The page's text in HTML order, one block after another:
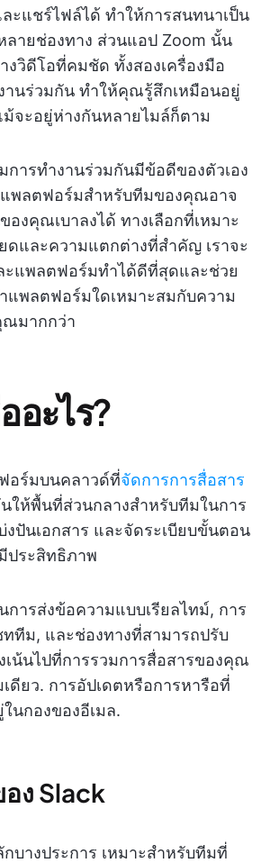
แชร์ไฟล์ได้ ทำให้การสนทนาเป็น
ลายช่องทาง ส่วนแอป Zoom นั้น
งวิดีโอที่คมชัด ทั้งสองเครื่องมือ
านร่วมกัน ทำให้คุณรู้สึกเหมือนอยู่
จะอยู่ห่างกันหลายไมล์ก็ตาม
ารทำงานร่วมกันมีข้อดีของตัวเอง
พลตฟอร์มสำหรับทีมของคุณอาจ
องคุณเบาลงได้ ทางเลือกที่เหมาะ
ดและความแตกต่างที่สำคัญ เราจะ
ะแพลตฟอร์มทำได้ดีที่สุดและช่วย
พลตฟอร์มใดเหมาะสมกับความ
ณมากกว่า
อะไร?
อร์มบนคลาวด์ที่จัดการการสื่อสาร
ให้พื้นที่ส่วนกลางสำหรับทีมในการ
ปันเอกสาร และจัดระเบียบขั้นตอน
ประสิทธิภาพ
ารส่งข้อความแบบเรียลไทม์, การ
ทีม, และช่องทางที่สามารถปรับ
เน้นไปที่การรวมการสื่อสารของคุณ
ดียว. การอัปเดตหรือการหารือที่
นกองของอีเมล.
ง Slack
างประการ เหมาะสำหรับทีมที่